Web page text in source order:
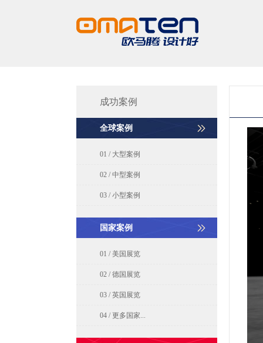
成功案例
全球案例
01 / 大型案例
02 / 中型案例
03 / 小型案例
国家案例
01 / 美国展览
02 / 德国展览
03 / 英国展览
04 / 更多国家...